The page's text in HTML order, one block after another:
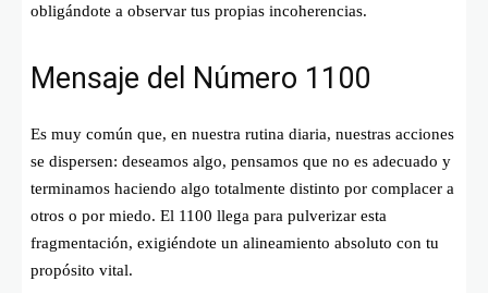
obligándote a observar tus propias incoherencias.
Mensaje del Número 1100
Es muy común que, en nuestra rutina diaria, nuestras acciones
se dispersen: deseamos algo, pensamos que no es adecuado y
terminamos haciendo algo totalmente distinto por complacer a
otros o por miedo. El 1100 llega para pulverizar esta
fragmentación, exigiéndote un alineamiento absoluto con tu
propósito vital.